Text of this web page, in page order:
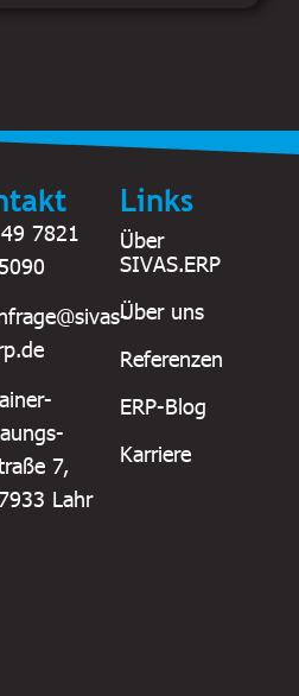
7821
7,
Lahr
Links
Über
SIVAS.ERP
Über uns
Referenzen
ERP-Blog
Karriere